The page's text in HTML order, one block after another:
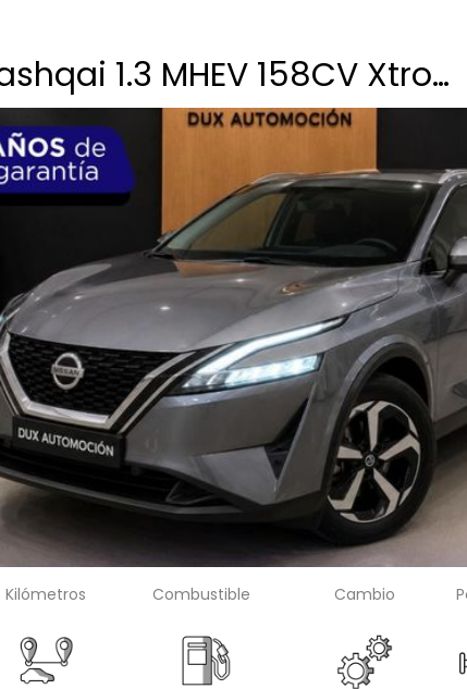
Nissan Qashqai 1.3 MHEV 158CV Xtronic Tekna
Kilómetros Combustible Cambio